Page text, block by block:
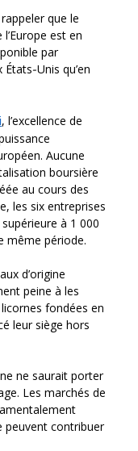
que le
est en
par
qu’en
, l’excellence de
Aucune
boursière
au cours des
les six entreprises
à 1 000
même période.
d’origine
peine à les
fondées en
leur siège hors
ne saurait porter
Les marchés de
peuvent contribuer